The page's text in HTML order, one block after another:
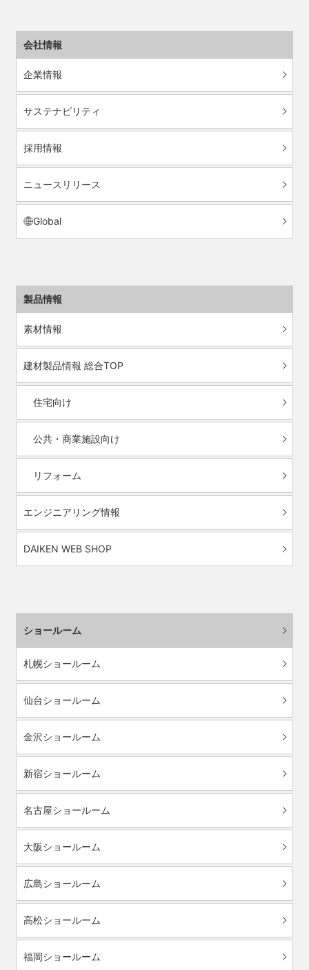
会社情報
企業情報
サステナビリティ
採用情報
ニュースリリース
Global
製品情報
素材情報
建材製品情報 総合TOP
住宅向け
公共・商業施設向け
リフォーム
エンジニアリング情報
DAIKEN WEB SHOP
ショールーム
札幌ショールーム
仙台ショールーム
金沢ショールーム
新宿ショールーム
名古屋ショールーム
大阪ショールーム
広島ショールーム
高松ショールーム
福岡ショールーム